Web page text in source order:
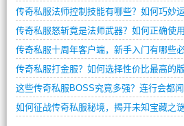
传奇私服法师控制技能有哪些？如何巧妙运
传奇私服怒斩竟是法师武器？如何正确使用
传奇私服十周年客户端，新手入门有哪些必
传奇私服打金服？如何选择性价比最高的版
这些传奇私服BOSS究竟多强？连行会都
如何征战传奇私服秘境，揭开未知宝藏之谜